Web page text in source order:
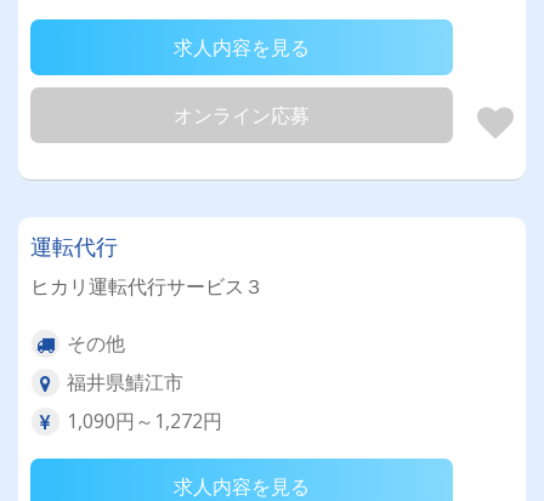
求人内容を見る
オンライン応募
運転代行
ヒカリ運転代行サービス３
その他
福井県鯖江市
1,090円～1,272円
求人内容を見る